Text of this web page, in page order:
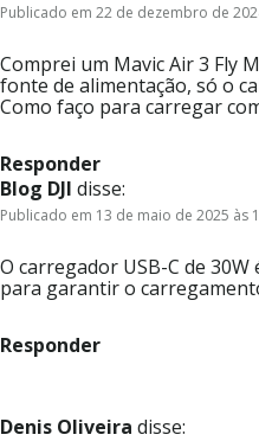
Publicado em 22 de dezembro de
Comprei um Mavic Air 3 Fly
fonte de alimentação, só o
Como faço para carregar
Responder
Blog DJI disse:
Publicado em 13 de maio de 2025 às
O carregador USB-C de
para garantir o
Responder
Denis Oliveira disse: